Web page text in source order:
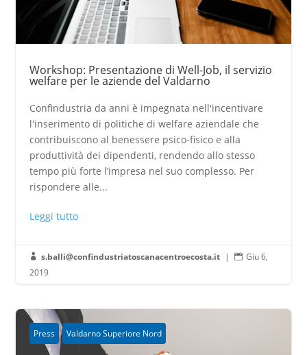
Workshop: Presentazione di Well-Job, il servizio
welfare per le aziende del Valdarno
Confindustria da anni è impegnata nell'incentivare
l'inserimento di politiche di welfare aziendale che
contribuiscono al benessere psico-fisico e alla
produttività dei dipendenti, rendendo allo stesso
tempo più forte l’impresa nel suo complesso. Per
rispondere alle...
Leggi tutto
 s.balli@confindustriatoscanacentroecosta.it |  Giu 6,
2019
Press Valdarno Superiore Nord